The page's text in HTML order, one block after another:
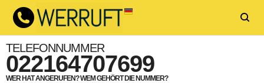
TELEFONNUMMER
022164707699
WER HAT ANGERUFEN? WEM GEHÖRT DIE NUMMER?